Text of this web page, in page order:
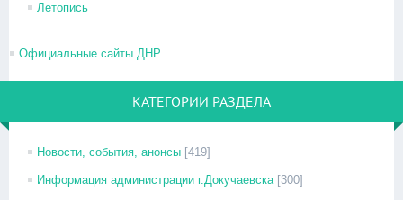
Летопись
Официальные сайты ДНР
КАТЕГОРИИ РАЗДЕЛА
Новости, события, анонсы [419]
Информация администрации г.Докучаевска [300]